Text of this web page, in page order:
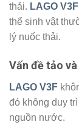
thải. LAGO V3F
thể sinh vật
lý nuốc thải.
Vấn đề tảo và
LAGO V3F
đó không duy
nguồn nước.